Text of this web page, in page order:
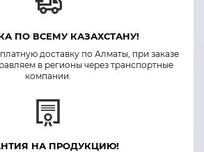
ПО ВСЕМУ КАЗАХСТАНУ!
доставку по Алматы, при заказе
в регионы через транспортные
компании.
НА ПРОДУКЦИЮ!